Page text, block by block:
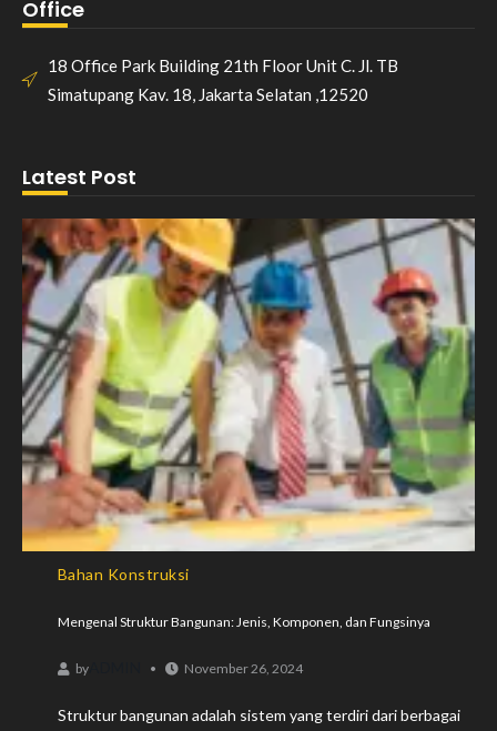
Office
18 Office Park Building 21th Floor Unit C. Jl. TB
Simatupang Kav. 18, Jakarta Selatan ,12520
Latest Post
Bahan Konstruksi
Mengenal Struktur Bangunan: Jenis, Komponen, dan Fungsinya
by November 26, 2024
Struktur bangunan adalah sistem yang terdiri dari berbagai